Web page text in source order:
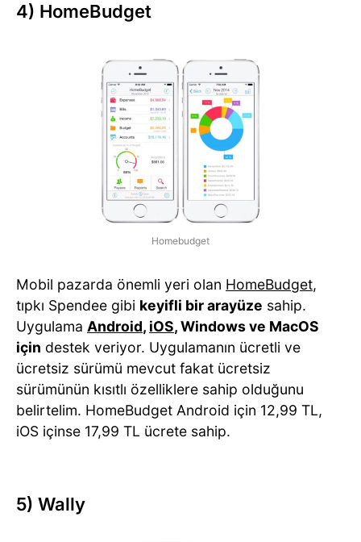
4) HomeBudget
Homebudget
Mobil pazarda önemli yeri olan HomeBudget,
tıpkı Spendee gibi keyifli bir arayüze sahip.
Uygulama Android, iOS, Windows ve MacOS
için destek veriyor. Uygulamanın ücretli ve
ücretsiz sürümü mevcut fakat ücretsiz
sürümünün kısıtlı özelliklere sahip olduğunu
belirtelim. HomeBudget Android için 12,99 TL,
iOS içinse 17,99 TL ücrete sahip.
5) Wally